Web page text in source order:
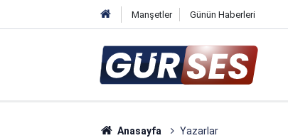
Manşetler Günün Haberleri
Anasayfa Yazarlar